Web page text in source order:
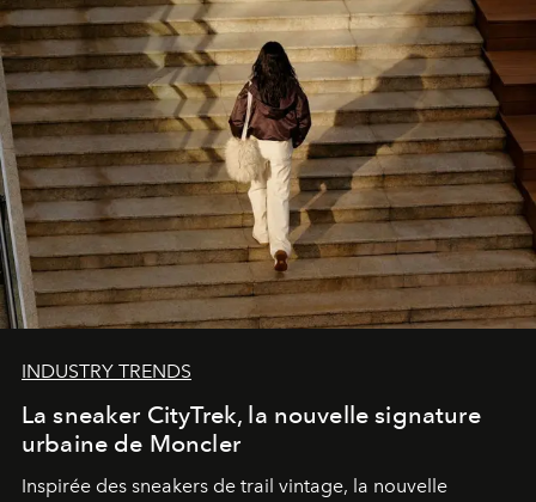
INDUSTRY TRENDS
La sneaker CityTrek, la nouvelle signature
urbaine de Moncler
Inspirée des sneakers de trail vintage, la nouvelle